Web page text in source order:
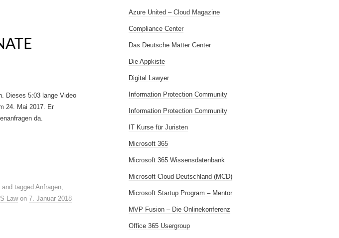
Dieses 5:03 lange Video
24. Mai 2017. Er
da.
and tagged Anfragen,
Lawon 7. Januar 2018
Azure United – Cloud Magazine
Compliance Center
Das Deutsche Matter Center
Die Appkiste
Digital Lawyer
Information Protection Community
Information Protection Community
IT Kurse für Juristen
Microsoft 365
Microsoft 365 Wissensdatenbank
Microsoft Cloud Deutschland (MCD)
Microsoft Startup Program – Mentor
MVP Fusion – Die Onlinekonferenz
Office 365 Usergroup